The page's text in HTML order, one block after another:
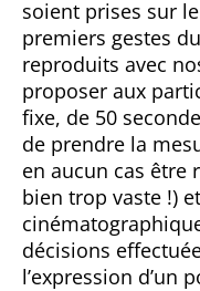
soient prises sur
premiers gestes
reproduits avec
proposer aux
fixe, de 50
de prendre la
en aucun cas être
bien trop vaste !)
décisions
l’expression d’un